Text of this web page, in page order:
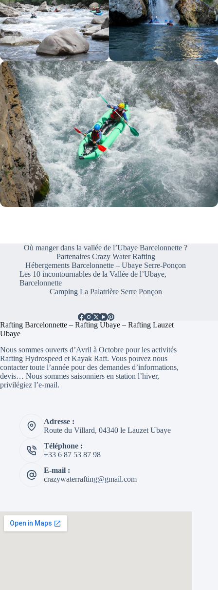
Où manger dans la vallée de l’Ubaye Barcelonnette ?
Partenaires Crazy Water Rafting
Hébergements Barcelonnette – Ubaye Serre-Ponçon
Les 10 incontournables de la Vallée de l’Ubaye,
Barcelonnette
Camping La Palatrière Serre Ponçon
Rafting Barcelonnette – Rafting Ubaye – Rafting Lauzet
Ubaye
Nous sommes ouverts d’Avril à Octobre pour les activités
Rafting Hydrospeed et Kayak Raft. Vous pouvez nous
contacter toute l’année pour des demandes d’informations,
devis… Nous sommes saisonniers en station l’hiver,
privilégiez l’e-mail.
Adresse :
Route du Villard, 04340 le Lauzet Ubaye
Téléphone :
+33 6 87 53 87 98
E-mail :
crazywaterrafting@gmail.com